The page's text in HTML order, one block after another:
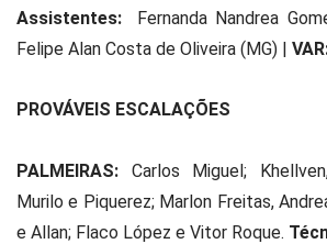
Assistentes: Fernanda Nandrea
Felipe Alan Costa de Oliveira (MG) |
PROVÁVEIS ESCALAÇÕES
PALMEIRAS: Carlos Miguel;
Murilo e Piquerez; Marlon Freitas,
e Allan; Flaco López e Vitor Roque.